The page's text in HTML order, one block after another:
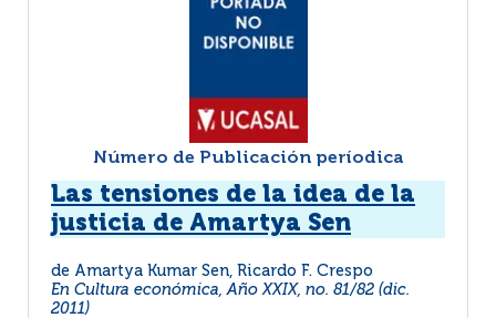
Número de Publicación períodica
Las tensiones de la idea de la
justicia de Amartya Sen
de Amartya Kumar Sen, Ricardo F. Crespo
En Cultura económica, Año XXIX, no. 81/82 (dic.
2011)